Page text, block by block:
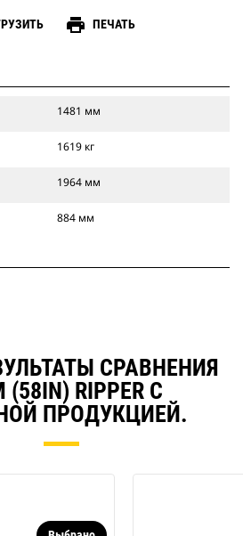
print ПЕЧАТЬ
1481 мм
1619 кг
1964 мм
884 мм
СРАВНЕНИЯ
(58IN) RIPPER С
ПРОДУКЦИЕЙ.